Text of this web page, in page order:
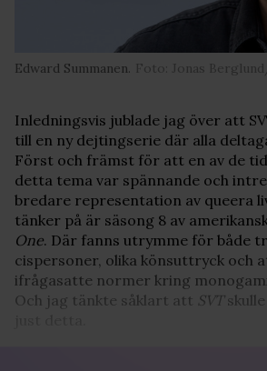
Edward Summanen. Foto: Jonas
Inledningsvis jublade jag över att
till en ny dejtingserie där alla
Först och främst för att en av de
detta tema var spännande och
bredare representation av queera
tänker på är säsong 8 av
One. Där fanns utrymme för både
cispersoner, olika könsuttryck och
ifrågasatte normer kring
Och jag tänkte såklart att SVT